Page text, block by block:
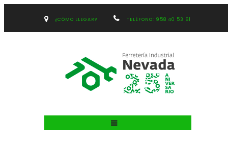
¿CÓMO LLEGAR? TELÉFONO: 958 40 53 61